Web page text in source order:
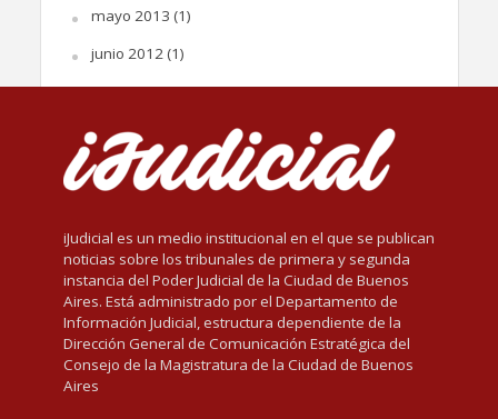
mayo 2013 (1)
junio 2012(1)
iJudicial es un medio institucional en el que se publican
noticias sobre los tribunales de primera y segunda
instancia del Poder Judicial de la Ciudad de Buenos
Aires. Está administrado por el Departamento de
Información Judicial, estructura dependiente de la
Dirección General de Comunicación Estratégica del
Consejo de la Magistratura de la Ciudad de Buenos
Aires